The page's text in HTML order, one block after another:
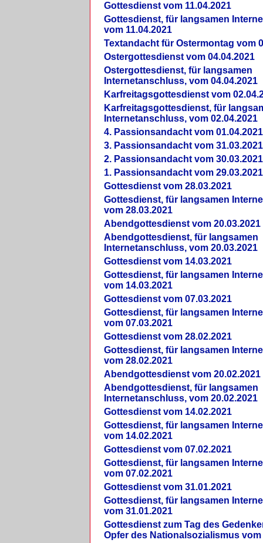
Gottesdienst vom 11.04.2021
Gottesdienst, für langsamen
vom 11.04.2021
Textandacht für Ostermontag vom
Ostergottesdienst vom 04.04.2021
Ostergottesdienst, für langsamen
Internetanschluss, vom 04.04.2021
Karfreitagsgottesdienst vom
Karfreitagsgottesdienst, für
Internetanschluss, vom 02.04.2021
4. Passionsandacht vom 01.04.2021
3. Passionsandacht vom 31.03.2021
2. Passionsandacht vom 30.03.2021
1. Passionsandacht vom 29.03.2021
Gottesdienst vom 28.03.2021
Gottesdienst, für langsamen
vom 28.03.2021
Abendgottesdienst vom 20.03.2021
Abendgottesdienst, für langsamen
Internetanschluss, vom 20.03.2021
Gottesdienst vom 14.03.2021
Gottesdienst, für langsamen
vom 14.03.2021
Gottesdienst vom 07.03.2021
Gottesdienst, für langsamen
vom 07.03.2021
Gottesdienst vom 28.02.2021
Gottesdienst, für langsamen
vom 28.02.2021
Abendgottesdienst vom 20.02.2021
Abendgottesdienst, für langsamen
Internetanschluss, vom 20.02.2021
Gottesdienst vom 14.02.2021
Gottesdienst, für langsamen
vom 14.02.2021
Gottesdienst vom 07.02.2021
Gottesdienst, für langsamen
vom 07.02.2021
Gottesdienst vom 31.01.2021
Gottesdienst, für langsamen
vom 31.01.2021
Gottesdienst zum Tag des
Opfer des Nationalsozialismus vom